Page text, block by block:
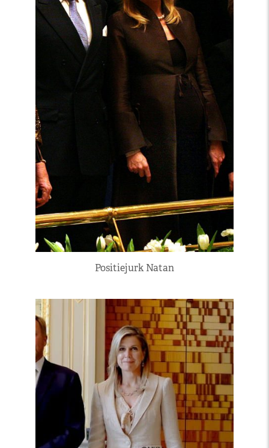
Positiejurk Natan